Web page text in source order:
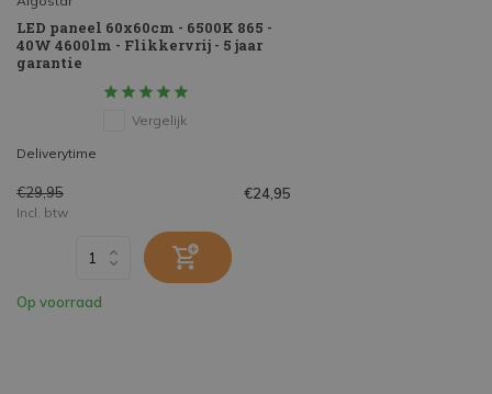
LED paneel 60x60cm - 6500K 865 -
40W 4600lm - Flikkervrij - 5 jaar
garantie
Vergelijk
Deliverytime
€29,95 €24,95
Incl. btw
Op voorraad